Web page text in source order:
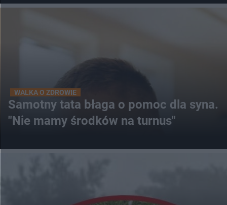
WALKA O ZDROWIE
Samotny tata błaga o pomoc dla syna.
"Nie mamy środków na turnus"